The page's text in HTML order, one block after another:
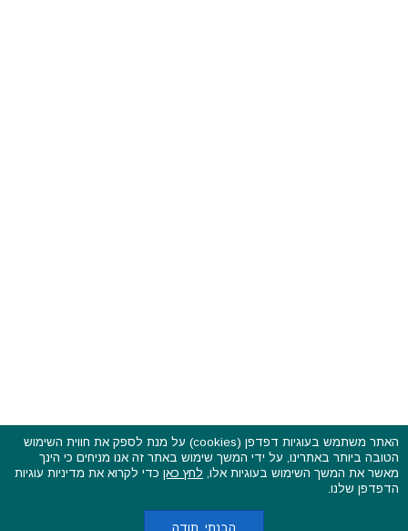
פסטיבלים וקרנבלים בעולם - כל הזכויות שמורות © 2015 - 2026
בשותפות עםCarniFest Online
ראשי
האתר משתמש בעוגיות דפדפן (cookies) על מנת לספק את חווית השימוש
הטובה ביותר באתרינו, על ידי המשך שימוש באתר זה אנו מניחים כי הינך
מאשר את המשך השימוש בעוגיות אלו, לחץ כאן כדי לקרוא את מדיניות עוגיות
הדפדפן שלנו.